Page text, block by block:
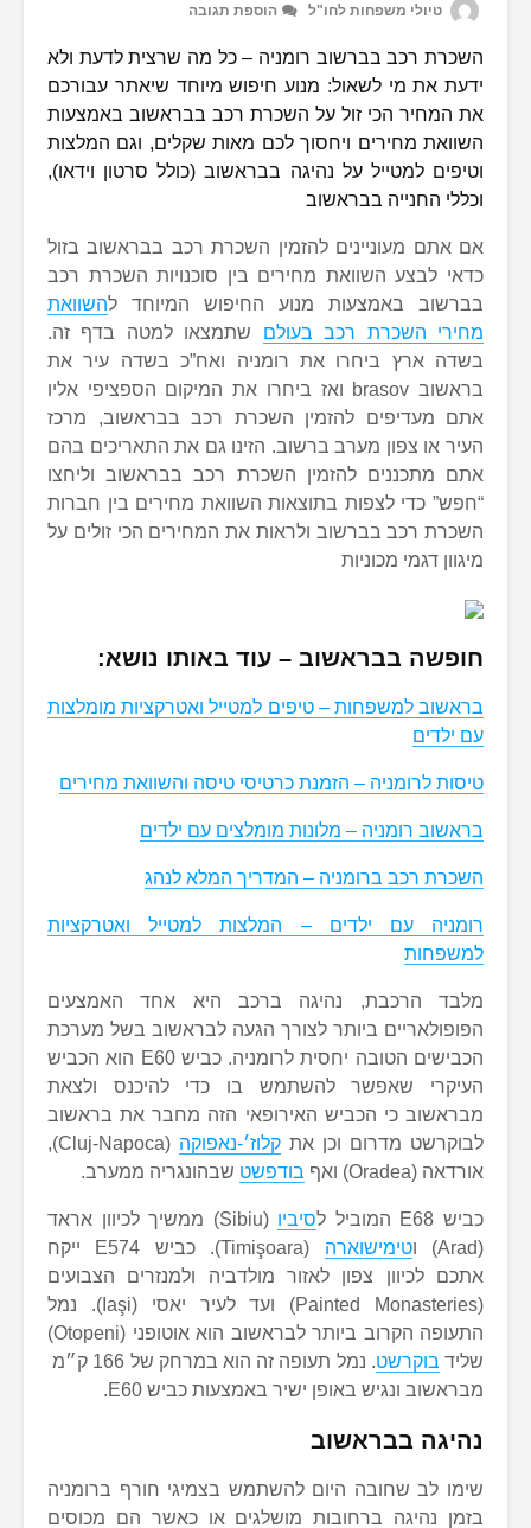
טיולי משפחות לחו"ל הוספת תגובה
השכרת רכב בברשוב רומניה – כל מה שרצית לדעת ולא
ידעת את מי לשאול: מנוע חיפוש מיוחד שיאתר עבורכם
את המחיר הכי זול על השכרת רכב בבראשוב באמצעות
השוואת מחירים ויחסוך לכם מאות שקלים, וגם המלצות
וטיפים למטייל על נהיגה בבראשוב (כולל סרטון וידאו),
וכללי החנייה בבראשוב
אם אתם מעוניינים להזמין השכרת רכב בבראשוב בזול
כדאי לבצע השוואת מחירים בין סוכנויות השכרת רכב
בברשוב באמצעות מנוע החיפוש המיוחד להשוואת
מחירי השכרת רכב בעולם שתמצאו למטה בדף זה.
בשדה ארץ ביחרו את רומניה ואח”כ בשדה עיר את
בראשוב brasov ואז ביחרו את המיקום הספציפי אליו
אתם מעדיפים להזמין השכרת רכב בבראשוב, מרכז
העיר או צפון מערב ברשוב. הזינו גם את התאריכים בהם
אתם מתכננים להזמין השכרת רכב בבראשוב וליחצו
“חפש” כדי לצפות בתוצאות השוואת מחירים בין חברות
השכרת רכב בברשוב ולראות את המחירים הכי זולים על
מיגוון דגמי מכוניות
חופשה בבראשוב – עוד באותו נושא:
בראשוב למשפחות – טיפים למטייל ואטרקציות מומלצות
עם ילדים
טיסות לרומניה – הזמנת כרטיסי טיסה והשוואת מחירים
בראשוב רומניה – מלונות מומלצים עם ילדים
השכרת רכב ברומניה – המדריך המלא לנהג
רומניה עם ילדים – המלצות למטייל ואטרקציות
למשפחות
מלבד הרכבת, נהיגה ברכב היא אחד האמצעים
הפופולאריים ביותר לצורך הגעה לבראשוב בשל מערכת
הכבישים הטובה יחסית לרומניה. כביש E60 הוא הכביש
העיקרי שאפשר להשתמש בו כדי להיכנס ולצאת
מבראשוב כי הכביש האירופאי הזה מחבר את בראשוב
לבוקרשט מדרום וכן את קלוז׳-נאפוקה
(Cluj-Napoca),
אורדאה (Oradea) ואף
בודפשט שבהונגריה ממערב.
כביש E68 המוביל ל סיביו
(Sibiu) ממשיך לכיוון אראד
(Arad) ו
טימישוארה
(Timişoara). כביש E574 ייקח
אתכם לכיוון צפון לאזור מולדביה ולמנזרים הצבועים
(Painted Monasteries) ועד לעיר יאסי (Iaşi). נמל
התעופה הקרוב ביותר לבראשוב הוא אוטופני (Otopeni)
שליד בוקרשט
. נמל תעופה זה הוא במרחק של 166 ק״מ
מבראשוב ונגיש באופן ישיר באמצעות כביש E60.
נהיגה בבראשוב
שימו לב שחובה היום להשתמש בצמיגי חורף ברומניה
בזמן נהיגה ברחובות מושלגים או כאשר הם מכוסים